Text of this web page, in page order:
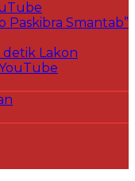
Paskibra Smantab”
detik Lakon